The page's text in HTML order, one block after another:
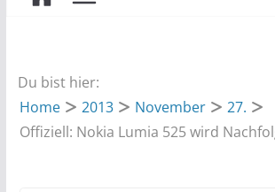
Du bist hier:
Home
2013 November
27.
Offiziell: Nokia Lumia 525 wird